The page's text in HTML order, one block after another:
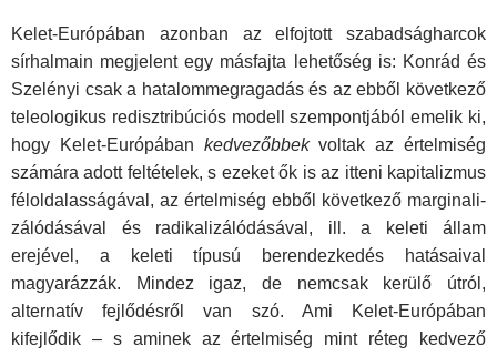
Kelet-Európában azonban az elfojtott szabadságharcok
sírhalmain megjelent egy másfajta lehetőség is: Konrád és
Szelényi csak a hatalommegragadás és az ebből következő
teleologikus redisztribúciós modell szempontjából emelik ki,
hogy Kelet-Európában kedvezőbbekvoltak az értelmiség
számára adott feltételek, s ezeket ők is az itteni kapitalizmus
féloldalasságával, az értelmiség ebből következő marginali­
zálódásával és radikalizálódásával, ill. a keleti állam
erejével, a keleti típusú berendezkedés hatásaival
magyarázzák. Mindez igaz, de nemcsak kerülő útról,
alternatív fejlődésről van szó. Ami Kelet-Európában
kifejlődik – s aminek az értelmi­ség mint réteg kedvező